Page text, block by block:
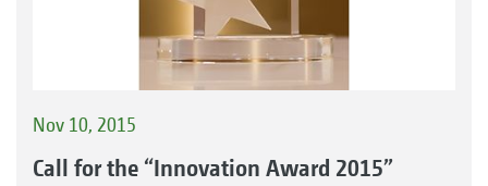
Nov 10, 2015
Call for the “Innovation Award 2015”